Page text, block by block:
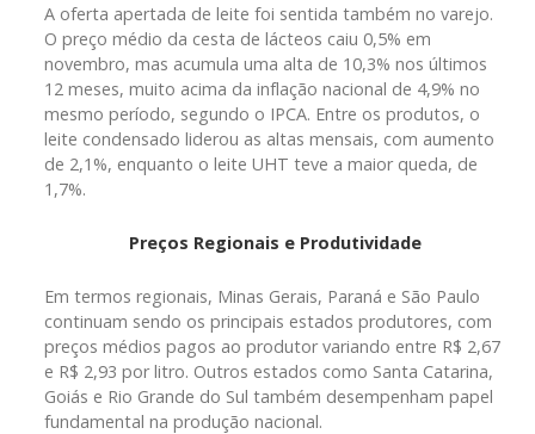
A oferta apertada de leite foi sentida também no varejo.
O preço médio da cesta de lácteos caiu 0,5% em
novembro, mas acumula uma alta de 10,3% nos últimos
12 meses, muito acima da inflação nacional de 4,9% no
mesmo período, segundo o IPCA. Entre os produtos, o
leite condensado liderou as altas mensais, com aumento
de 2,1%, enquanto o leite UHT teve a maior queda, de
1,7%.
Preços Regionais e Produtividade
Em termos regionais, Minas Gerais, Paraná e São Paulo
continuam sendo os principais estados produtores, com
preços médios pagos ao produtor variando entre R$ 2,67
e R$ 2,93 por litro. Outros estados como Santa Catarina,
Goiás e Rio Grande do Sul também desempenham papel
fundamental na produção nacional.